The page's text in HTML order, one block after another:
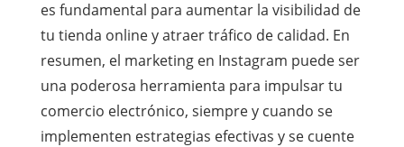
es fundamental para aumentar la visibilidad de
tu tienda online y atraer tráfico de calidad. En
resumen, el marketing en Instagram puede ser
una poderosa herramienta para impulsar tu
comercio electrónico, siempre y cuando se
implementen estrategias efectivas y se cuente